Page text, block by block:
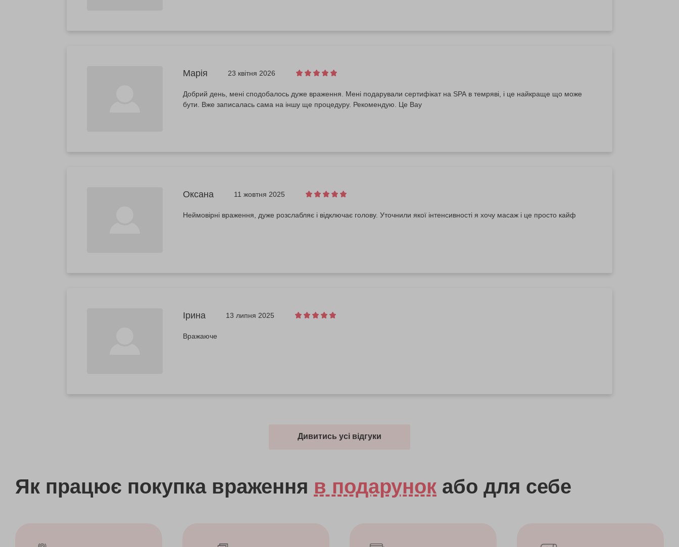
Марія 23 квітня 2026
Добрий день, мені сподобалось дуже враження. Мені подарували сертифікат на SPA в темряві, і це найкраще що може
бути. Вже записалась сама на іншу ще процедуру. Рекомендую. Це Вау
Оксана 11 жовтня 2025
Неймовірні враження, дуже розслабляє і відключає голову. Уточнили якої інтенсивності я хочу масаж і це просто кайф
Ірина 13 липня 2025
Вражаюче
Дивитись усі відгуки
Як працює покупка враження в подарунок або для себе